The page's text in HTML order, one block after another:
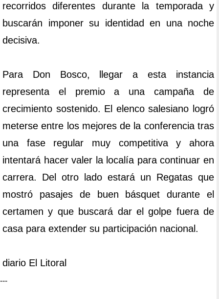
recorridos diferentes durante la temporada y
buscarán imponer su identidad en una noche
decisiva.
Para Don Bosco, llegar a esta instancia
representa el premio a una campaña de
crecimiento sostenido. El elenco salesiano logró
meterse entre los mejores de la conferencia tras
una fase regular muy competitiva y ahora
intentará hacer valer la localía para continuar en
carrera. Del otro lado estará un Regatas que
mostró pasajes de buen básquet durante el
certamen y que buscará dar el golpe fuera de
casa para extender su participación nacional.
diario El Litoral
---